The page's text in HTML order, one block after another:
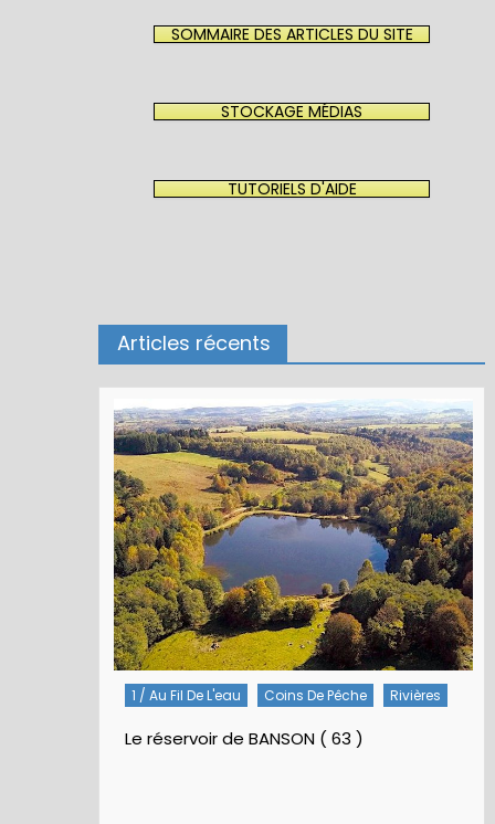
SOMMAIRE DES ARTICLES DU SITE
STOCKAGE MÉDIAS
TUTORIELS D'AIDE
Articles récents
1 / Au Fil De L'eau Coins De Pêche Rivières
Le réservoir de BANSON ( 63 )